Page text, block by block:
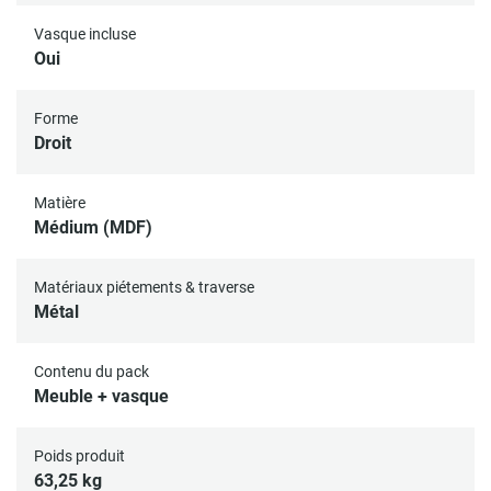
Vasque incluse
Oui
Forme
Droit
Matière
Médium (MDF)
Matériaux piétements & traverse
Métal
Contenu du pack
Meuble + vasque
Poids produit
63,25 kg